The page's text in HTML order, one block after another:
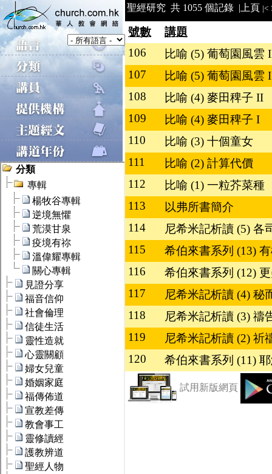
聖經研究 共 1055 個記錄 | 上頁 |<
號數
講題
106
比喻 (5) 葡萄園風雲
107
比喻 (5) 葡萄園風雲 I
108
比喻 (4) 麥田稗子 II
109
比喻 (4) 麥田稗子 I
110
比喻 (3) 十個童女
111
比喻 (2) 計算代價
112
比喻 (1) 一粒芥菜種
113
以弗所書簡介
114
尼希米記析讀 (5) 各
115
希伯來書系列 (13)
116
希伯來書系列 (12)
117
尼希米記析讀 (4) 秘
118
尼希米記析讀 (3) 禱
119
尼希米記析讀 (2) 祈
120
希伯來書系列 (11)
試用新版網頁